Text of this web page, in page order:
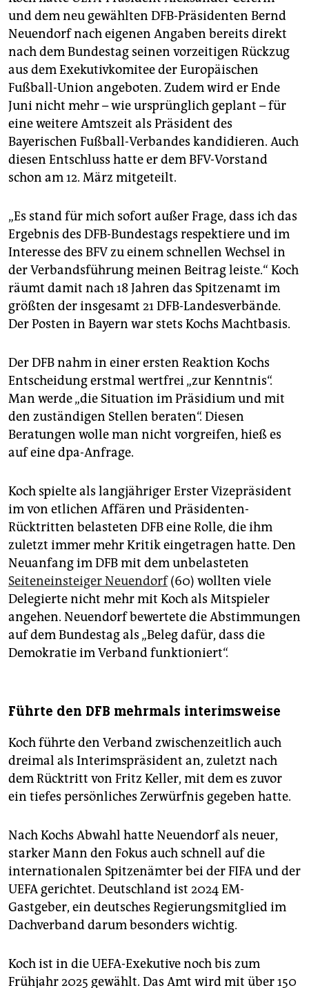
und dem neu gewählten DFB-Präsidenten Bernd
Neuendorf nach eigenen Angaben bereits direkt
nach dem Bundestag seinen vorzeitigen Rückzug
aus dem Exekutivkomitee der Europäischen
Fußball-Union angeboten. Zudem wird er Ende
Juni nicht mehr – wie ursprünglich geplant – für
eine weitere Amtszeit als Präsident des
Bayerischen Fußball-Verbandes kandidieren. Auch
diesen Entschluss hatte er dem BFV-Vorstand
schon am 12. März mitgeteilt.
„Es stand für mich sofort außer Frage, dass ich das
Ergebnis des DFB-Bundestags respektiere und im
Interesse des BFV zu einem schnellen Wechsel in
der Verbandsführung meinen Beitrag leiste.“ Koch
räumt damit nach 18 Jahren das Spitzenamt im
größten der insgesamt 21 DFB-Landesverbände.
Der Posten in Bayern war stets Kochs Machtbasis.
Der DFB nahm in einer ersten Reaktion Kochs
Entscheidung erstmal wertfrei „zur Kenntnis“.
Man werde „die Situation im Präsidium und mit
den zuständigen Stellen beraten“. Diesen
Beratungen wolle man nicht vorgreifen, hieß es
auf eine dpa-Anfrage.
Koch spielte als langjähriger Erster Vizepräsident
im von etlichen Affären und Präsidenten-
Rücktritten belasteten DFB eine Rolle, die ihm
zuletzt immer mehr Kritik eingetragen hatte. Den
Neuanfang im DFB mit dem unbelasteten
Seiteneinsteiger Neuendorf(60) wollten viele
Delegierte nicht mehr mit Koch als Mitspieler
angehen. Neuendorf bewertete die Abstimmungen
auf dem Bundestag als „Beleg dafür, dass die
Demokratie im Verband funktioniert“.
Führte den DFB mehrmals interimsweise
Koch führte den Verband zwischenzeitlich auch
dreimal als Interimspräsident an, zuletzt nach
dem Rücktritt von Fritz Keller, mit dem es zuvor
ein tiefes persönliches Zerwürfnis gegeben hatte.
Nach Kochs Abwahl hatte Neuendorf als neuer,
starker Mann den Fokus auch schnell auf die
internationalen Spitzenämter bei der FIFA und der
UEFA gerichtet. Deutschland ist 2024 EM-
Gastgeber, ein deutsches Regierungsmitglied im
Dachverband darum besonders wichtig.
Koch ist in die UEFA-Exekutive noch bis zum
Frühjahr 2025 gewählt. Das Amt wird mit über 150